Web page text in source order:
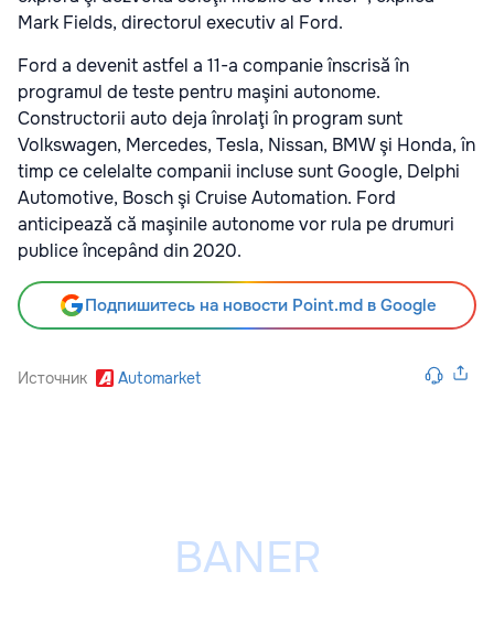
Mark Fields, directorul executiv al Ford.
Ford a devenit astfel a 11-a companie înscrisă în
programul de teste pentru maşini autonome.
Constructorii auto deja înrolaţi în program sunt
Volkswagen, Mercedes, Tesla, Nissan, BMW şi Honda, în
timp ce celelalte companii incluse sunt Google, Delphi
Automotive, Bosch şi Cruise Automation. Ford
anticipează că maşinile autonome vor rula pe drumuri
publice începând din 2020.
Подпишитесь на новости Point.md в Google
Источник Automarket